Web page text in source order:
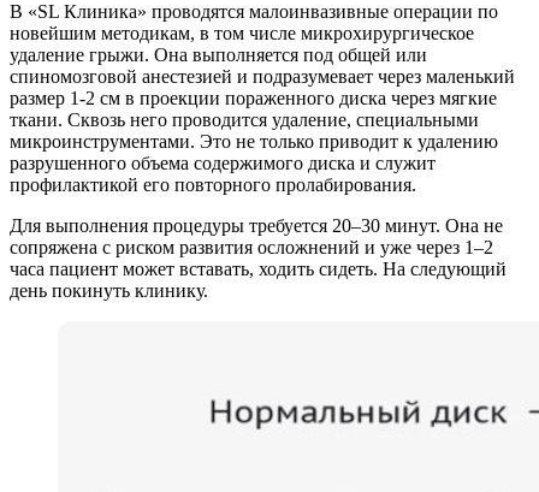
В «SL Клиника» проводятся малоинвазивные операции по
новейшим методикам, в том числе микрохирургическое
удаление грыжи. Она выполняется под общей или
спиномозговой анестезией и подразумевает через маленький
размер 1-2 см в проекции пораженного диска через мягкие
ткани. Сквозь него проводится удаление, специальными
микроинструментами. Это не только приводит к удалению
разрушенного объема содержимого диска и служит
профилактикой его повторного пролабирования.
Для выполнения процедуры требуется 20–30 минут. Она не
сопряжена с риском развития осложнений и уже через 1–2
часа пациент может вставать, ходить сидеть. На следующий
день покинуть клинику.